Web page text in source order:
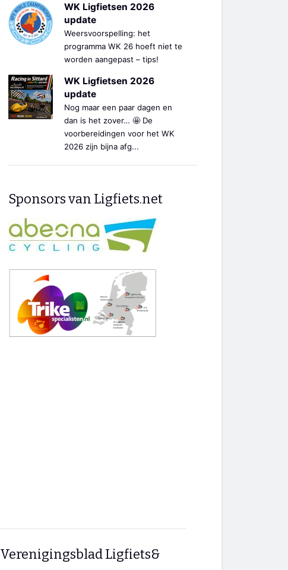
WK Ligfietsen 2026
update
Weersvoorspelling: het
programma WK 26 hoeft niet te
worden aangepast – tips!
WK Ligfietsen 2026
update
Nog maar een paar dagen en
dan is het zover… 🤩 De
voorbereidingen voor het WK
2026 zijn bijna afg...
Sponsors van Ligfiets.net
Verenigingsblad Ligfiets&